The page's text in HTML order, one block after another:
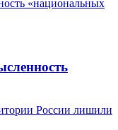
России лишили